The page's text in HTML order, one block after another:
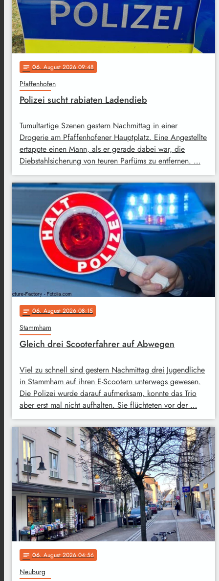
notes 06. August 2026 09:48
Pfaffenhofen
Polizei sucht rabiaten Ladendieb
Tumultartige Szenen gestern Nachmittag in einer
Drogerie am Pfaffenhofener Hauptplatz. Eine Angestellte
ertappte einen Mann, als er gerade dabei war, die
Diebstahlsicherung von teuren Parfüms zu entfernen. …
notes 06. August 2026 08:15
Stammham
Gleich drei Scooterfahrer auf Abwegen
Viel zu schnell sind gestern Nachmittag drei Jugendliche
in Stammham auf ihren E-Scootern unterwegs gewesen.
Die Polizei wurde darauf aufmerksam, konnte das Trio
aber erst mal nicht aufhalten. Sie flüchteten vor der …
notes 06. August 2026 04:56
Neuburg